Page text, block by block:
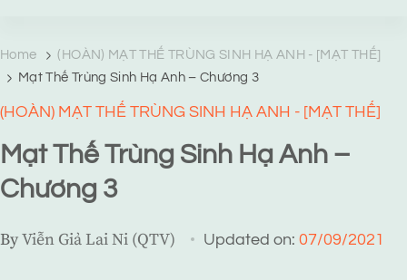
Home
(HOÀN) MẠT THẾ TRÙNG SINH HẠ ANH - [MẠT THẾ]
Mạt Thế Trùng Sinh Hạ Anh – Chương 3
(HOÀN) MẠT THẾ TRÙNG SINH HẠ ANH - [MẠT THẾ]
Mạt Thế Trùng Sinh Hạ Anh –
Chương 3
ByViễn Giả Lai Ni (QTV) Updated on: 07/09/2021